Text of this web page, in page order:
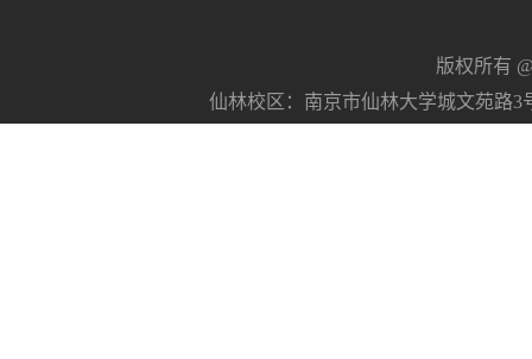
版权所有
仙林校区：南京市仙林大学城文苑路3